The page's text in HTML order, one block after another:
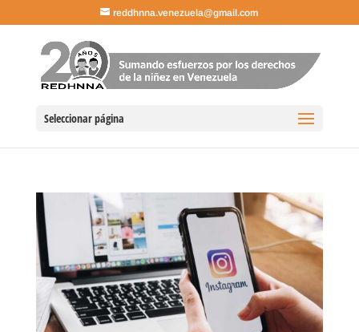
reddhnna.venezuela@gmail.com
Seleccionar página